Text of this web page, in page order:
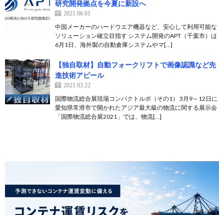
研究開発拠点を今夏に新設へ
2021.06.01
中国メーカーのハードウエア機器など、安心して利用可能な
ソリューション確立目指す システム開発のAPT（千葉市）は
6月1日、海外製の自動倉庫システムやマ[…]
【独自取材】自動フォークリフトで画像認識など先
進技術アピール
2021.03.22
国際物流総合展現場コンパクトルポ（その1） 3月9～12日に
愛知県常滑市で開かれたアジア最大級の物流に関する展示会
「国際物流総合展2021」では、物流[…]